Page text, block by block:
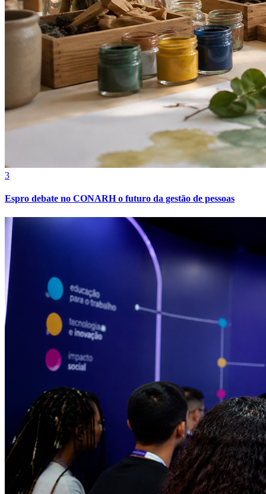
Botafogo
Grêmio
3
Espro debate no CONARH o futuro da gestão de pessoas